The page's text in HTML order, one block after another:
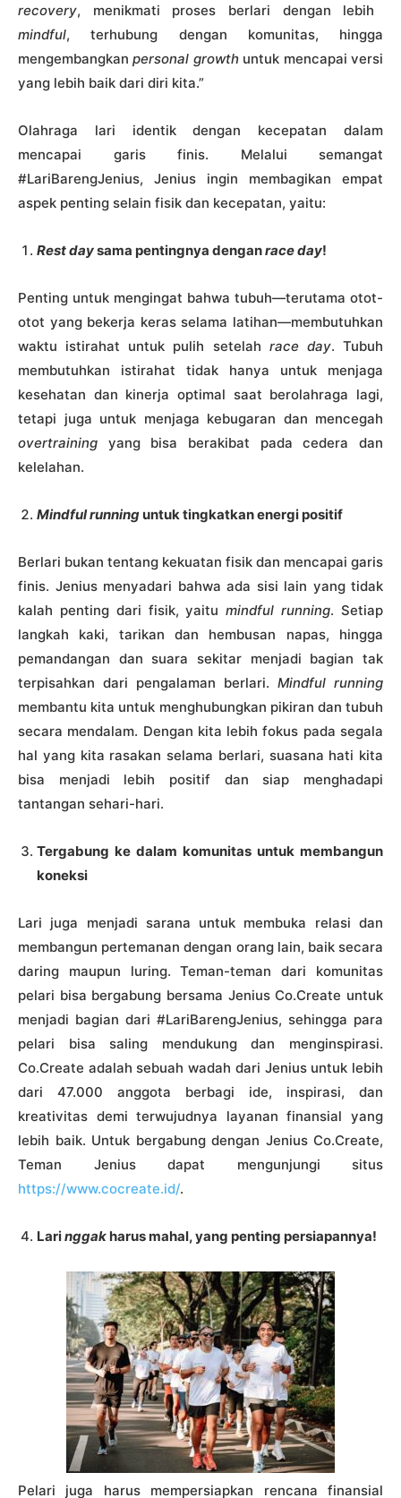
recovery, menikmati proses berlari dengan lebih
mindful, terhubung dengan komunitas, hingga
mengembangkanpersonal growth untuk mencapai versi
yang lebih baik dari diri kita.”
Olahraga lari identik dengan kecepatan dalam
mencapai garis finis. Melalui semangat
#LariBarengJenius, Jenius ingin membagikan empat
aspek penting selain fisik dan kecepatan, yaitu:
Rest daysama pentingnya denganrace day!
Penting untuk mengingat bahwa tubuh—terutama otot-
otot yang bekerja keras selama latihan—membutuhkan
waktu istirahat untuk pulih setelah race day. Tubuh
membutuhkan istirahat tidak hanya untuk menjaga
kesehatan dan kinerja optimal saat berolahraga lagi,
tetapi juga untuk menjaga kebugaran dan mencegah
overtraining yang bisa berakibat pada cedera dan
kelelahan.
Mindful running untuk tingkatkan energi positif
Berlari bukan tentang kekuatan fisik dan mencapai garis
finis. Jenius menyadari bahwa ada sisi lain yang tidak
kalah penting dari fisik, yaitumindful running. Setiap
langkah kaki, tarikan dan hembusan napas, hingga
pemandangan dan suara sekitar menjadi bagian tak
terpisahkan dari pengalaman berlari. Mindful running
membantu kita untuk menghubungkan pikiran dan tubuh
secara mendalam. Dengan kita lebih fokus pada segala
hal yang kita rasakan selama berlari, suasana hati kita
bisa menjadi lebih positif dan siap menghadapi
tantangan sehari-hari.
Tergabung ke dalam komunitas untuk membangun
koneksi
Lari juga menjadi sarana untuk membuka relasi dan
membangun pertemanan dengan orang lain, baik secara
daring maupun luring. Teman-teman dari komunitas
pelari bisa bergabung bersama Jenius Co.Create untuk
menjadi bagian dari #LariBarengJenius, sehingga para
pelari bisa saling mendukung dan menginspirasi.
Co.Create adalah sebuah wadah dari Jenius untuk lebih
dari 47.000 anggota berbagi ide, inspirasi, dan
kreativitas demi terwujudnya layanan finansial yang
lebih baik. Untuk bergabung dengan Jenius Co.Create,
Teman Jenius dapat mengunjungi situs
https://www.cocreate.id/.
Laringgak harus mahal, yang penting persiapannya!
Pelari juga harus mempersiapkan rencana finansial